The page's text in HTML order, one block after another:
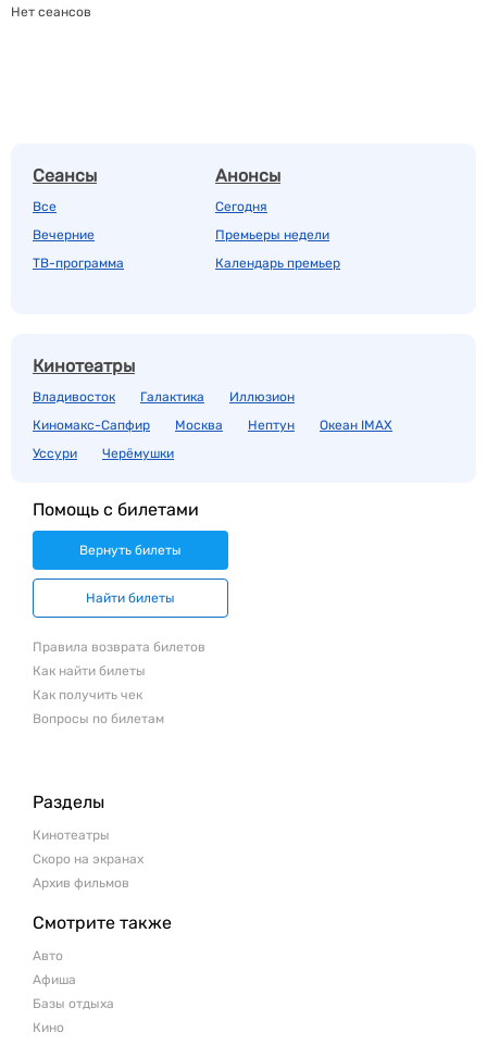
Нет сеансов
Сеансы
Все
Вечерние
ТВ-программа
Анонсы
Сегодня
Премьеры недели
Календарь премьер
Кинотеатры
Владивосток Галактика
Иллюзион
Киномакс-Сапфир
Москва Нептун
Океан IMAX
Уссури
Черёмушки
Помощь с билетами
Вернуть билеты
Найти билеты
Правила возврата билетов
Как найти билеты
Как получить чек
Вопросы по билетам
Разделы
Кинотеатры
Скоро на экранах
Архив фильмов
Смотрите также
Авто
Афиша
Базы отдыха
Кино